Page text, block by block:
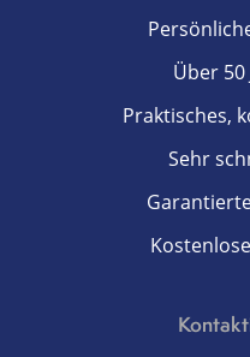
Über
Praktisches,
Sehr